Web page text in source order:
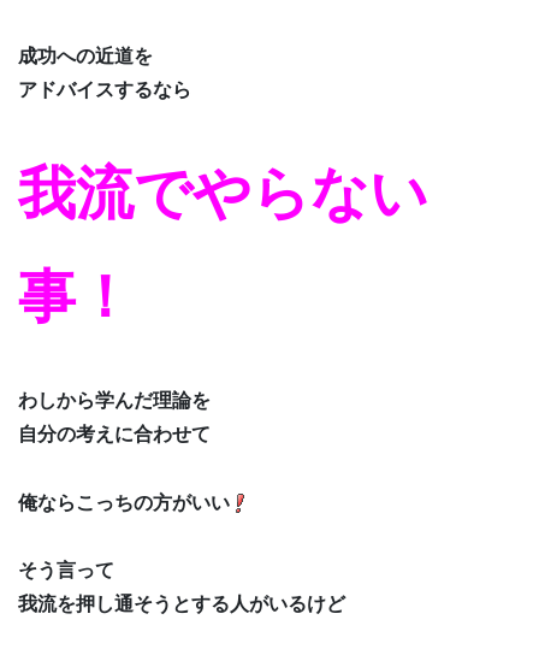
成功への近道を
アドバイスするなら
我流でやらない
事！
わしから学んだ理論を
自分の考えに合わせて
俺ならこっちの方がいい
そう言って
我流を押し通そうとする人がいるけど